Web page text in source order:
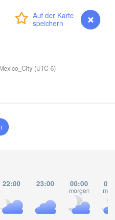
myVentusky Vorhersage
(UTC-6)
22:00 23:00 00:00
morgen
Kingston